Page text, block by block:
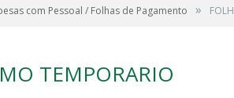
com Pessoal / Folhas de Pagamento »
TEMPORARIO